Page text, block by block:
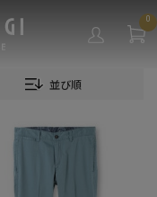
0
並び順